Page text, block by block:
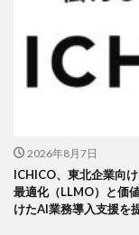
2026年8月7日
ICHICO、東北企業向
最適化（LLMO）と価
けたAI業務導入支援を